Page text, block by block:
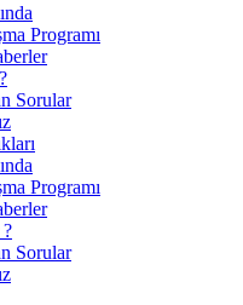
Programı
Sorular
Programı
Sorular